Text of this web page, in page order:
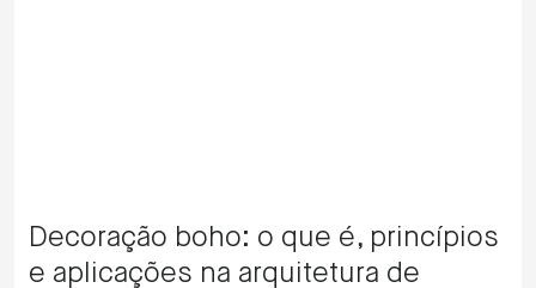
Decoração boho: o que é, princípios
e aplicações na arquitetura de